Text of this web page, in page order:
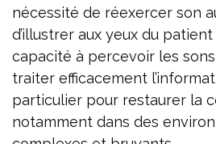
nécessité de réexercer son
d’illustrer aux yeux du
capacité à percevoir les
traiter efficacement
particulier pour restaurer la
notamment dans des